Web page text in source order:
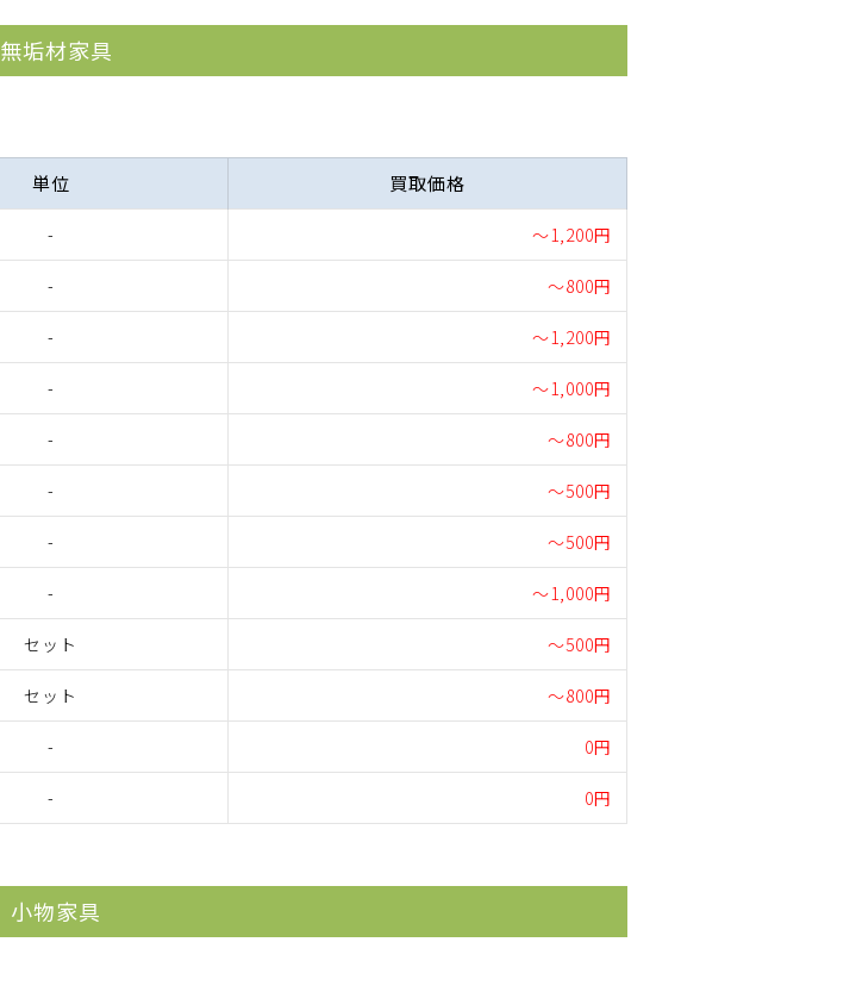
無垢材家具
単位 買取価格
- ～1,200円
- ～800円
- ～1,200円
- ～1,000円
- ～800円
- ～500円
- ～500円
- ～1,000円
セット ～500円
セット ～800円
- 0円
- 0円
小物家具